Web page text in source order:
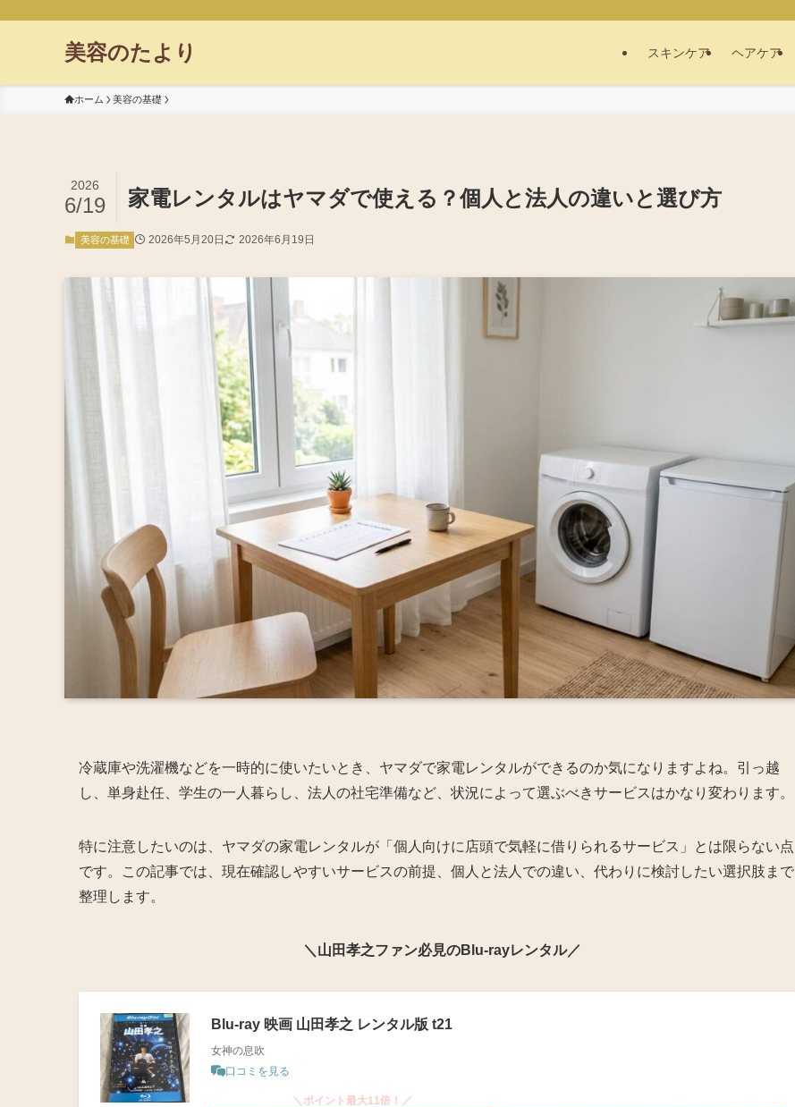
美容のたより スキンケア ヘアケア
ホーム 美容の基礎
家電レンタルはヤマダで使える？個人と法人の違いと選び方
2026
6/19
美容の基礎 2026年5月20日 2026年6月19日
冷蔵庫や洗濯機などを一時的に使いたいとき、ヤマダで家電レンタルができるのか気になりますよね。引っ越
し、単身赴任、学生の一人暮らし、法人の社宅準備など、状況によって選ぶべきサービスはかなり変わります。
特に注意したいのは、ヤマダの家電レンタルが「個人向けに店頭で気軽に借りられるサービス」とは限らない点
です。この記事では、現在確認しやすいサービスの前提、個人と法人での違い、代わりに検討したい選択肢まで
整理します。
＼山田孝之ファン必見のBlu-rayレンタル／
Blu-ray 映画 山田孝之 レンタル版 t21
女神の息吹
口コミを見る
＼ポイント最大11倍！／